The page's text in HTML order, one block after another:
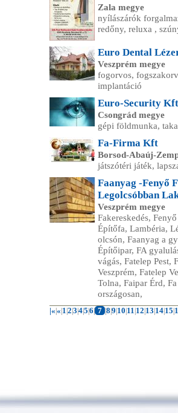
Zala megye
nyílászárók
redőny, reluxa ,
Euro Dental
Veszprém megye
fogorvos,
implantáció
Euro-Security
Csongrád megye
gépi földmunka,
Fa-Firma Kft
Borsod-Abaúj-
játszótéri játék,
Faanyag -Fenyő
Legolcsóbban
Veszprém megye
Fakereskedés,
Építőfa, Lambéria,
olcsón, Faanyag a
Építőipar, FA
vágás, Fatelep Pest,
Veszprém, Fatelep
Tolna, Faipar Érd,
országosan,
|« « 1 2 3 45 6 7 8 9 10 11 12 13 14 15